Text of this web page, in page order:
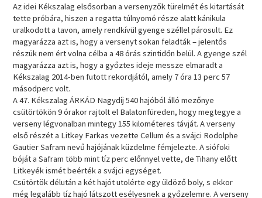
Az idei Kékszalag elsősorban a versenyzők türelmét és kitartását
tette próbára, hiszen a regatta túlnyomó része alatt kánikula
uralkodott a tavon, amely rendkívül gyenge széllel párosult. Ez
magyarázza azt is, hogy a versenyt sokan feladták – jelentős
részük nem ért volna célba a 48 órás szintidőn belül. A gyenge szél
magyarázza azt is, hogy a győztes ideje messze elmaradt a
Kékszalag 2014-ben futott rekordjától, amely 7 óra 13 perc 57
másodperc volt.
A 47. Kékszalag ÁRKÁD Nagydíj 540 hajóból álló mezőnye
csütörtökön 9 órakor rajtolt el Balatonfüreden, hogy megtegye a
verseny légvonalban mintegy 155 kilométeres távját. A verseny
első részét a Litkey Farkas vezette Cellum és a svájci Rodolphe
Gautier Safram nevű hajójának küzdelme fémjelezte. A siófoki
bóját a Safram több mint tíz perc előnnyel vette, de Tihany előtt
Litkeyék ismét beérték a svájci egységet.
Csütörtök délután a két hajót utolérte egy üldöző boly, s ekkor
még legalább tíz hajó látszott esélyesnek a győzelemre. A verseny